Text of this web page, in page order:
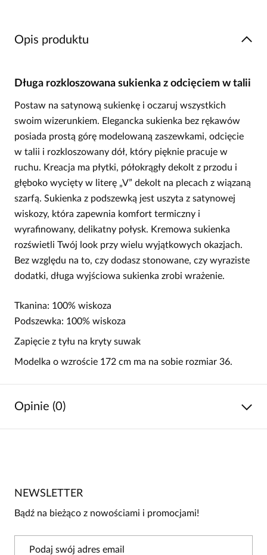
Opis produktu
Długa rozkloszowana sukienka z odcięciem w talii
Postaw na satynową sukienkę i oczaruj wszystkich
swoim wizerunkiem. Elegancka sukienka bez rękawów
posiada prostą górę modelowaną zaszewkami, odcięcie
w talii i rozkloszowany dół, który pięknie pracuje w
ruchu. Kreacja ma płytki, półokrągły dekolt z przodu i
głęboko wycięty w literę „V” dekolt na plecach z wiązaną
szarfą. Sukienka z podszewką jest uszyta z satynowej
wiskozy, która zapewnia komfort termiczny i
wyrafinowany, delikatny połysk. Kremowa sukienka
rozświetli Twój look przy wielu wyjątkowych okazjach.
Bez względu na to, czy dodasz stonowane, czy wyraziste
dodatki, długa wyjściowa sukienka zrobi wrażenie.
Tkanina: 100% wiskoza
Podszewka: 100% wiskoza
Zapięcie z tyłu na kryty suwak
Modelka o wzroście 172 cm ma na sobie rozmiar 36.
Opinie (0)
Bądź pierwszą osobą, która podzieli się opinią o tym
W naszej witrynie opinie mogą dodawać tylko
NEWSLETTER
Bądź na bieżąco z nowościami i promocjami!